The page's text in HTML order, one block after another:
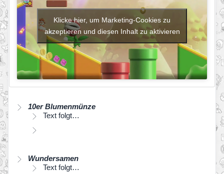
Klicke hier, um Marketing-Cookies zu
akzeptieren und diesen Inhalt zu aktivieren
10er Blumenmünze
Text folgt…
Wundersamen
Text folgt…